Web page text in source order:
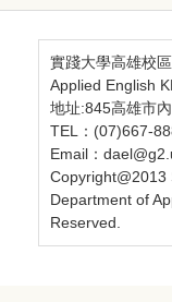
實踐大學高雄校
Applied English
地址:845高雄市
TEL：(07)667-
Email：
Copyright@2013
Department of
Reserved.